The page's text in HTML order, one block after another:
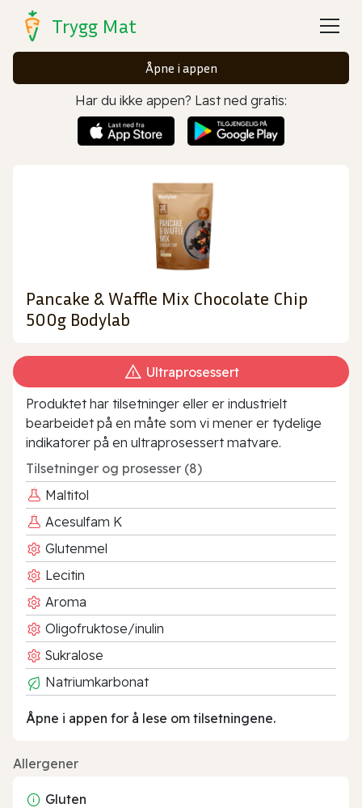
Trygg Mat
Åpne i appen
Har du ikke appen? Last ned gratis:
Pancake & Waffle Mix Chocolate Chip
500g Bodylab
Ultraprosessert
Produktet har tilsetninger eller er industrielt
bearbeidet på en måte som vi mener er tydelige
indikatorer på en ultraprosessert matvare.
Tilsetninger og prosesser (8)
Maltitol
Acesulfam K
Glutenmel
Lecitin
Aroma
Oligofruktose/inulin
Sukralose
Natriumkarbonat
Åpne i appen for å lese om tilsetningene.
Allergener
Gluten